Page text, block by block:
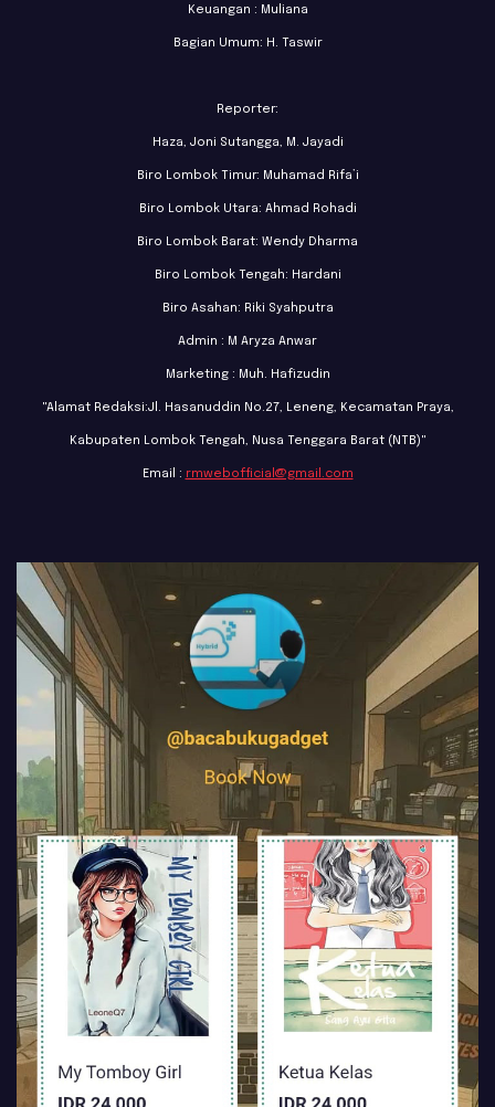
Keuangan : Muliana
Bagian Umum: H. Taswir
Reporter:
Haza, Joni Sutangga, M. Jayadi
Biro Lombok Timur: Muhamad Rifa’i
Biro Lombok Utara: Ahmad Rohadi
Biro Lombok Barat: Wendy Dharma
Biro Lombok Tengah: Hardani
Biro Asahan: Riki Syahputra
Admin : M Aryza Anwar
Marketing : Muh. Hafizudin
"Alamat Redaksi:Jl. Hasanuddin No.27, Leneng, Kecamatan Praya,
Kabupaten Lombok Tengah, Nusa Tenggara Barat (NTB)"
Email : rmwebofficial@gmail.com